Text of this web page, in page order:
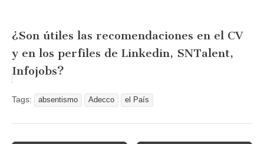
¿Son útiles las recomendaciones en el CV
y en los perfiles de Linkedin, SNTalent,
Infojobs?
Tags: absentismo Adecco el País